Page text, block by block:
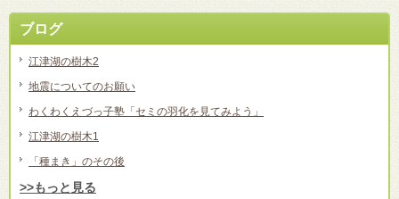
ブログ
江津湖の樹木2
地震についてのお願い
わくわくえづっ子塾「セミの羽化を見てみよう」
江津湖の樹木1
「種まき」のその後
>>もっと見る